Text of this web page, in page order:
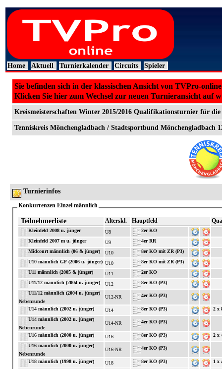
Home Aktuell Turnierkalender Circuits Spieler
Sie befinden sich in der klassischen Ansicht von TVPro-
Klicken Sie hier zum Wechsel zur neuen Turnieransicht auf
Kreismeisterschaften Winter 2015/2016 Qualifikationsturnier für die
Tenniskreis Mönchengladbach / Stadtsportbund Mönchengladbach
Turnierinfos
Konkurrenzen Einzel männlich
Teilnehmerliste Alterskl. Hauptfeld
Kleinfeld 2008 u. jünger U8
2er KO
Kleinfeld 2007 m u. jünger
U9
4er RR
Midcourt männlich (06 & jünger)
U10
8er KO mit ZR (P3)
U10 männlich GF (2006 u. jünger) U10
8er KO mit ZR (P3)
U11 männlich (2005 & jünger)
U11
2er KO
U11/12 männlich (2004 u. jünger)
U12
8er KO (P3)
U11/12 männlich (2004 u. jünger)
Nebenrunde
U12-NR 4er KO (P3)
U14 männlich (2002 u. jünger) U14 8er KO (P3)
2 x
U14 männlich (2002 u. jünger)
Nebenrunde
U14-NR 4er KO (P3)
U16 männlich (2000 u. jünger) U16 8er KO (P3)
2 x
U16 männlich (2000 u. jünger)
Nebenrunde
U16-NR 4er KO (P3)
U18 männlich (1998 u. jünger) U18 8er KO (P3)
1 x